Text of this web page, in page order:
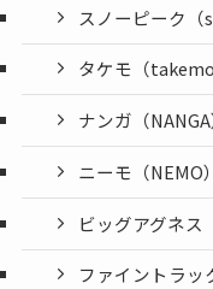
スノーピーク（
タケモ（takemo
ナンガ（NANGA
ニーモ（NEMO）
ビッグアグネス
ファイントラ